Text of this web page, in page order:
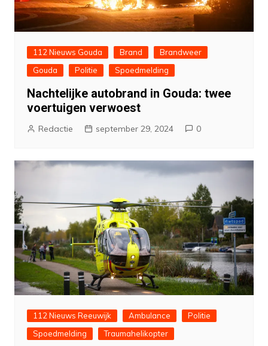
112 Nieuws Gouda Brand
Brandweer
Gouda
Politie Spoedmelding
Nachtelijke autobrand in Gouda: twee
voertuigen verwoest
Redactie september 29, 2024 0
112 Nieuws Reeuwijk Ambulance
Politie
Spoedmelding
Traumahelikopter